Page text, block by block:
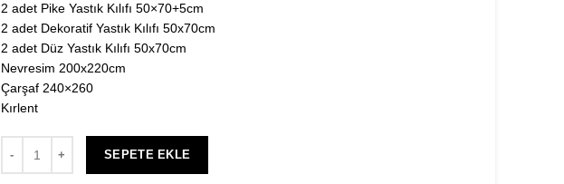
2 adet Pike Yastık Kılıfı 50×70+5cm
2 adet Dekoratif Yastık Kılıfı 50x70cm
2 adet Düz Yastık Kılıfı 50x70cm
Nevresim 200x220cm
Çarşaf 240×260
Kırlent
SEPETE EKLE